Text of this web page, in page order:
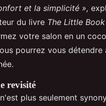
et la simplicité »,
du livre The Little
votre salon en un
pourrez vous détendre
revisité
plus seulement